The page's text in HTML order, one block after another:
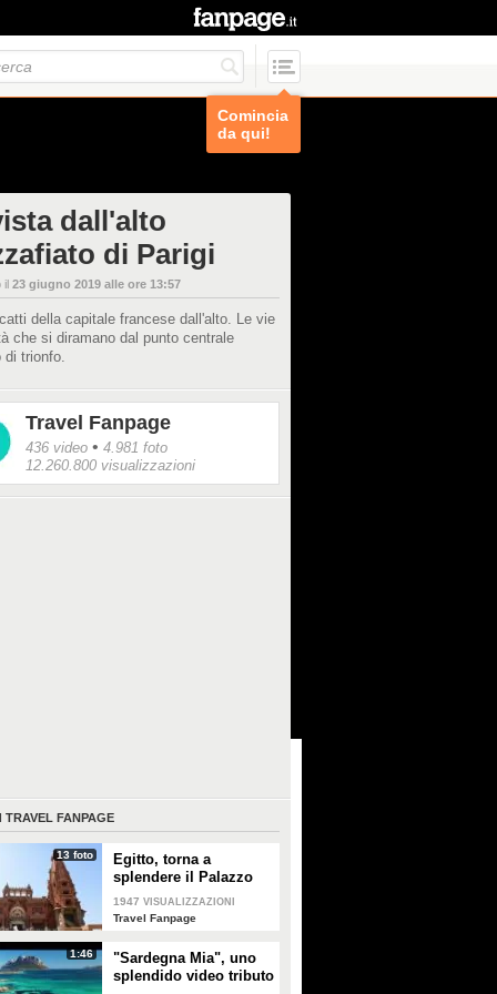
Comincia
da qui!
dall'alto
di Parigi
il 23 giugno 2019 alle ore 13:57
della capitale francese dall'alto. Le vie
che si diramano dal punto centrale
di trionfo.
Travel Fanpage
436 video • 4.981 foto
12.260.800 visualizzazioni
TRAVEL FANPAGE
13 foto
Egitto, torna a
splendere il Palazzo
del Barone Empain
1947 VISUALIZZAZIONI
Travel Fanpage
1:46
"Sardegna Mia", uno
splendido video tributo